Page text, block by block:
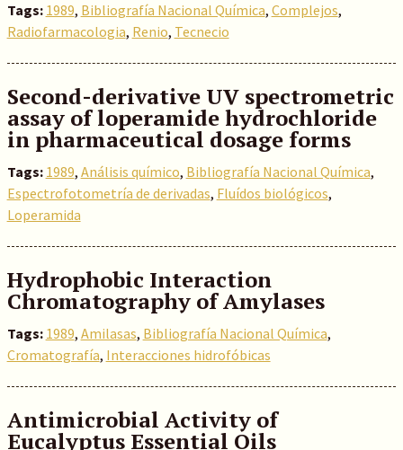
Tags: 1989, Bibliografía Nacional Química, Complejos,
Radiofarmacologia, Renio, Tecnecio
Second-derivative UV spectrometric
assay of loperamide hydrochloride
in pharmaceutical dosage forms
Tags: 1989, Análisis químico, Bibliografía Nacional Química,
Espectrofotometría de derivadas, Fluídos biológicos,
Loperamida
Hydrophobic Interaction
Chromatography of Amylases
Tags: 1989, Amilasas, Bibliografía Nacional Química,
Cromatografía, Interacciones hidrofóbicas
Antimicrobial Activity of
Eucalyptus Essential Oils